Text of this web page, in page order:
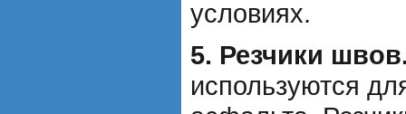
условиях.
5. Резчики
используются